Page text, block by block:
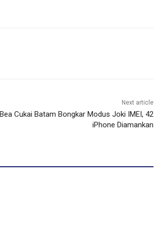
Next article
Bea Cukai Batam Bongkar Modus Joki IMEI, 42
iPhone Diamankan